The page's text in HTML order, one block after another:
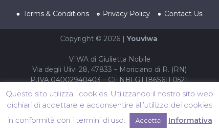
Terms & Conditions Privacy Policy Contact Us
Copyright © 2026 | Youviwa
VIWA di Giulietta Nobile
Via degli Ulivi 28, 47833 – Moriciano di R. (RN)
P.IVA 04002940403 – CF NBLGTT86S61F052T
Questo sito utilizza i cookies. Utilizzando il nostro sito web
dichiari di accettare e acconsentire all’utilizzo dei cookies
in conformità con i termini di uso.
Accetta Informativa